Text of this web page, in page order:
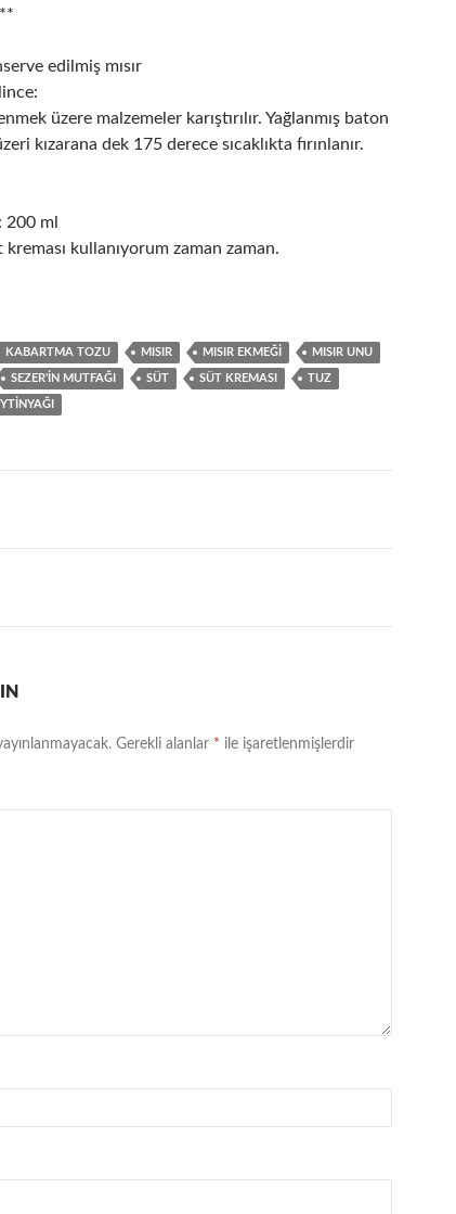
edilmiş mısır
üzere malzemeler karıştırılır. Yağlanmış baton
kızarana dek 175 derece sıcaklıkta fırınlanır.
200 ml
kullanıyorum zaman zaman.
KABARTMA TOZU MISIR MISIR EKMEĞI MISIR UNU
SEZER'IN MUTFAĞI SÜT SÜT KREMASI TUZ
Gerekli alanlar * ile işaretlenmişlerdir